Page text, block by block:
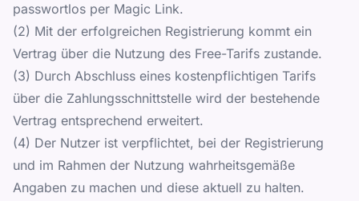
passwortlos per Magic Link.
(2) Mit der erfolgreichen Registrierung kommt ein
Vertrag über die Nutzung des Free-Tarifs zustande.
(3) Durch Abschluss eines kostenpflichtigen Tarifs
über die Zahlungsschnittstelle wird der bestehende
Vertrag entsprechend erweitert.
(4) Der Nutzer ist verpflichtet, bei der Registrierung
und im Rahmen der Nutzung wahrheitsgemäße
Angaben zu machen und diese aktuell zu halten.